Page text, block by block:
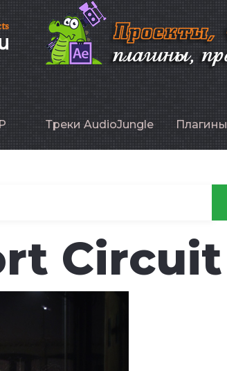
Треки AudioJungle Плагины
Circuit